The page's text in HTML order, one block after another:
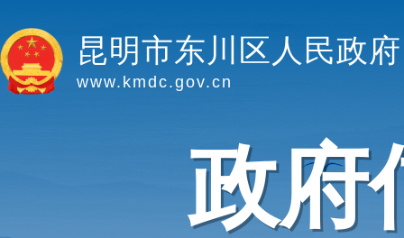
昆明市东川区人民政府
www.kmdc.gov.cn
政府